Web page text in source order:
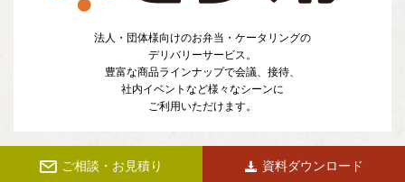
ご相談・お見積り 資料ダウンロード
法人・団体様向けのお弁当・ケータリングの
デリバリーサービス。
豊富な商品ラインナップで会議、接待、
社内イベントなど様々なシーンに
ご利用いただけます。